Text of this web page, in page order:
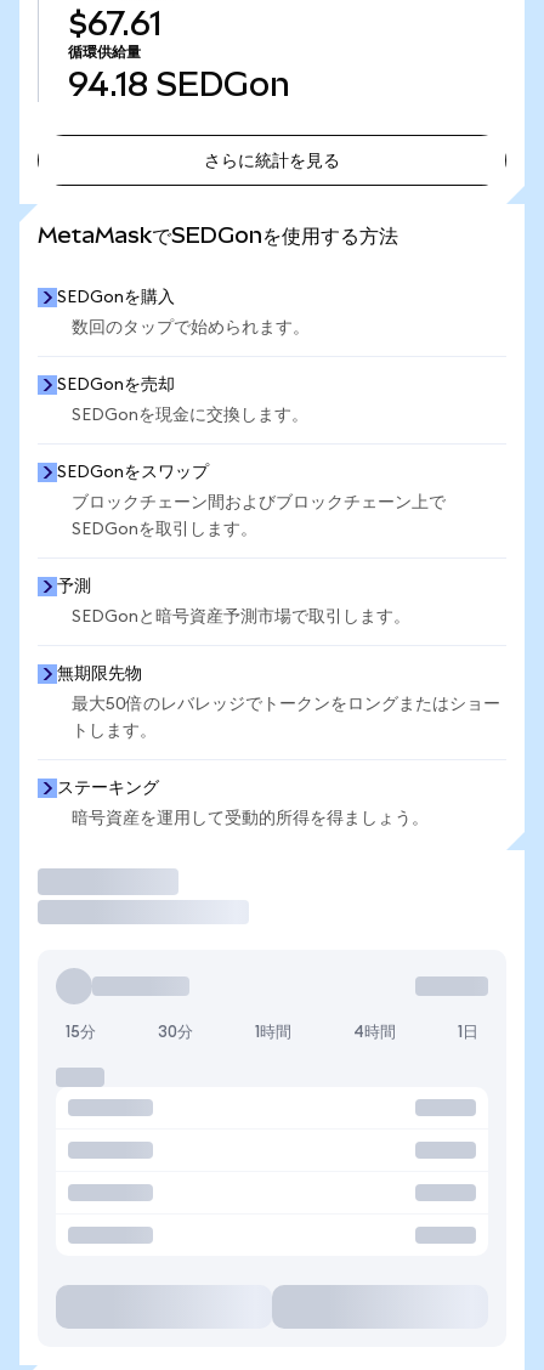
$67.61
循環供給量
94.18 SEDGon
さらに統計を見る
MetaMaskでSEDGonを使用する方法
SEDGonを購入
数回のタップで始められます。
SEDGonを売却
SEDGonを現金に交換します。
SEDGonをスワップ
ブロックチェーン間およびブロックチェーン上で
SEDGonを取引します。
予測
SEDGonと暗号資産予測市場で取引します。
無期限先物
最大50倍のレバレッジでトークンをロングまたはショー
トします。
ステーキング
暗号資産を運用して受動的所得を得ましょう。
15分 30分 1時間 4時間 1日